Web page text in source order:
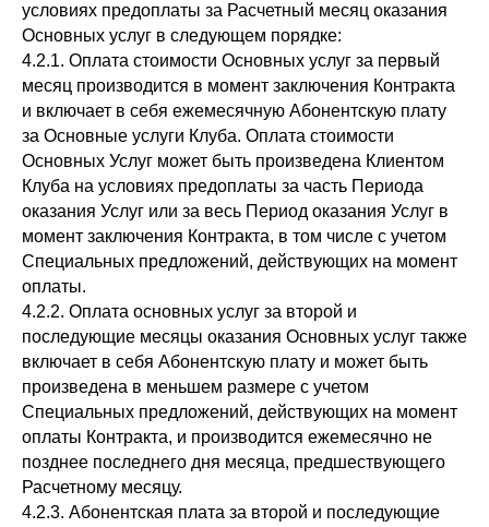
условиях предоплаты за Расчетный месяц оказания
Основных услуг в следующем порядке:
4.2.1. Оплата стоимости Основных услуг за первый
месяц производится в момент заключения Контракта
и включает в себя ежемесячную Абонентскую плату
за Основные услуги Клуба. Оплата стоимости
Основных Услуг может быть произведена Клиентом
Клуба на условиях предоплаты за часть Периода
оказания Услуг или за весь Период оказания Услуг в
момент заключения Контракта, в том числе с учетом
Специальных предложений, действующих на момент
оплаты.
4.2.2. Оплата основных услуг за второй и
последующие месяцы оказания Основных услуг также
включает в себя Абонентскую плату и может быть
произведена в меньшем размере с учетом
Специальных предложений, действующих на момент
оплаты Контракта, и производится ежемесячно не
позднее последнего дня месяца, предшествующего
Расчетному месяцу.
4.2.3. Абонентская плата за второй и последующие